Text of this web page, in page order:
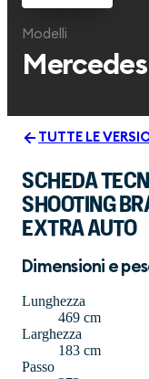
Modelli
Mercedes
TUTTE LE
SCHEDA
SHOOTING
EXTRA AUTO
Dimensioni e
Lunghezza
469 cm
Larghezza
183 cm
Passo